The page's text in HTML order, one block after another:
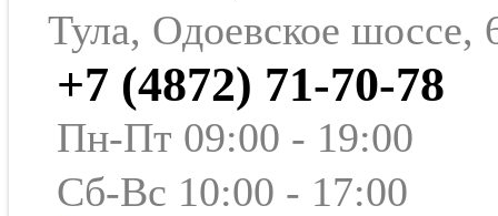
Тула, Одоевское шоссе,
+7 (4872) 71-70-78
Пн-Пт 09:00 - 19:00
Сб-Вс 10:00 - 17:00